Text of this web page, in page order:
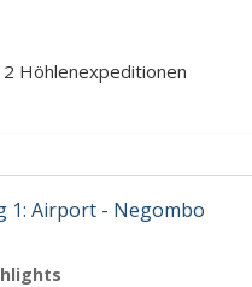
2 Höhlenexpeditionen
1: Airport - Negombo